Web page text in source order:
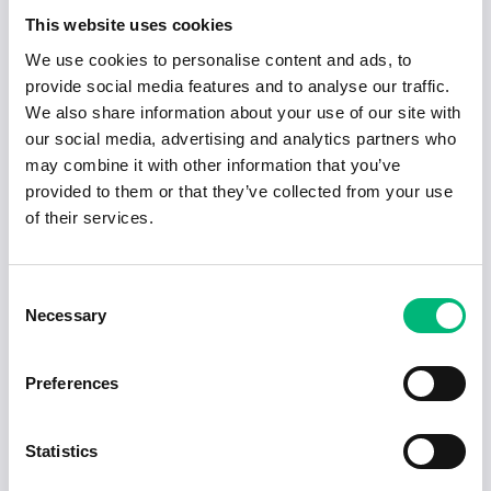
This website uses cookies
We use cookies to personalise content and ads, to
provide social media features and to analyse our traffic.
We also share information about your use of our site with
our social media, advertising and analytics partners who
may combine it with other information that you’ve
provided to them or that they’ve collected from your use
of their services.
Selection
Necessary
Preferences
Statistics
projektledare och-/eller projektör inom
God datorvana och goda kunskaper inom
projekteringsprogram och CAD-verktyg.
Mycket god svenska i både tal och skrift.
Kommunikationsförmåga och teknisk kompetens.
föreskrifter som exempelvis AMA-anläggning.
modellering, bygg- och anläggningsprojekt,